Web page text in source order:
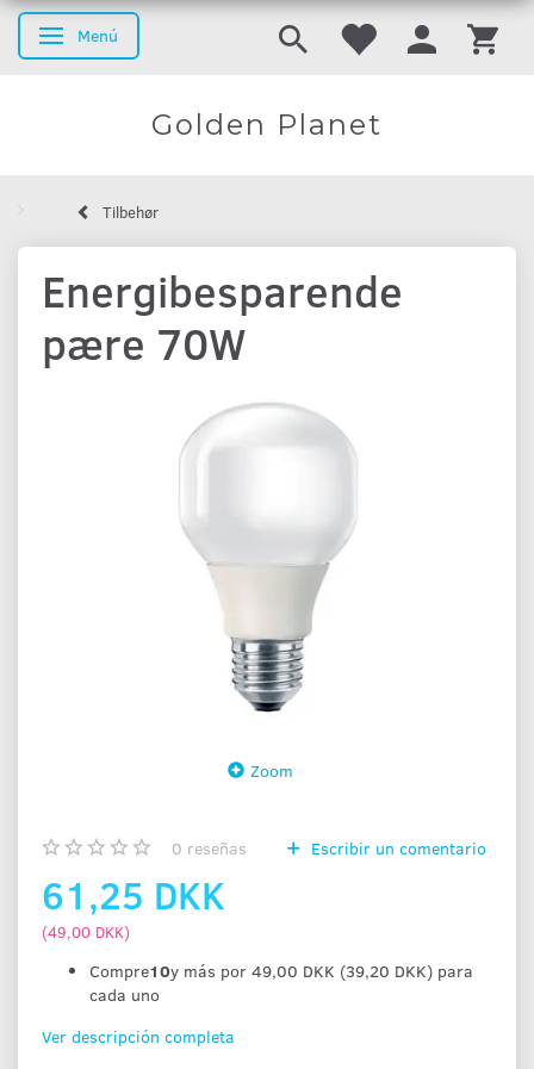
Navegación de palanca
Menú
Golden Planet
Tilbehør
Energibesparende
pære 70W
Zoom
0 reseñas Escribir un comentario
61,25 DKK
(49,00 DKK)
Compre10y más por 49,00 DKK (39,20 DKK) para
cada uno
Ver descripción completa